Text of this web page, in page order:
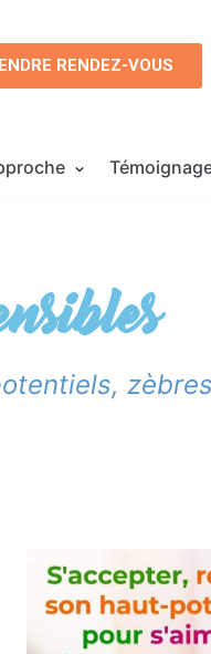
RENDEZ-VOUS